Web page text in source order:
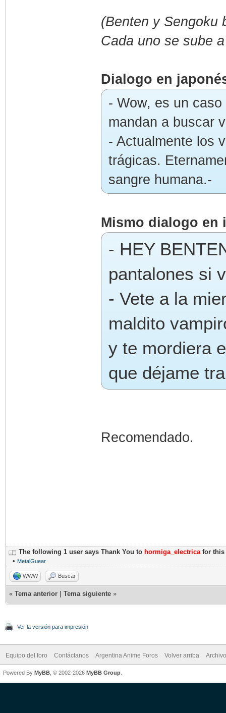
(Benten y Sengoku
Cada uno se sube
Dialogo en
- Wow, es un
mandan a buscar
- Actualmente los
trágicas.
sangre humana.-
Mismo dialogo en
- HEY
pantalones si
- Vete a la
maldito
y te mordiera
que déjame
Recomendado.
The following 1 user says Thank You to hormiga_electricafor this
• MetalGuear
WWW Buscar
« Tema anterior Tema siguiente »
Ver la versión para impresión
Equipo del foro Contáctanos Argentina Anime Foros Volver arriba
Powered By MyBB , © 2002-2026 MyBB Group